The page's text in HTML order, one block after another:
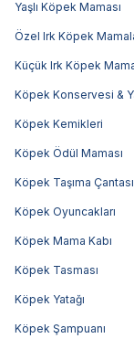
Yaşlı Köpek Maması
Özel Irk Köpek
Küçük Irk Köpek
Köpek Konservesi &
Köpek Kemikleri
Köpek Ödül Maması
Köpek Taşıma Çantası
Köpek Oyuncakları
Köpek Mama Kabı
Köpek Tasması
Köpek Yatağı
Köpek Şampuanı